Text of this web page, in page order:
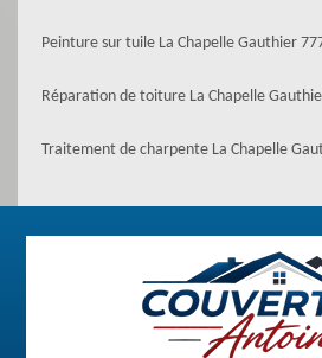
Peinture sur tuile La Chapelle Gauthier
Réparation de toiture La Chapelle
Traitement de charpente La Chapelle